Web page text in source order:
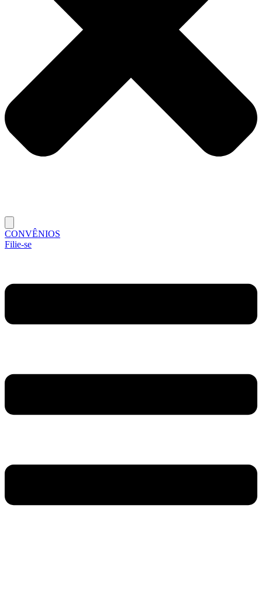
CONVÊNIOS
Filie-se